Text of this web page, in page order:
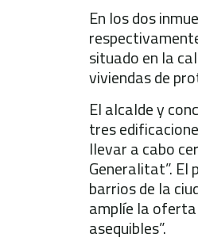
En los dos
situado en la
viviendas de
El alcalde y
tres
llevar a cabo
Generalitat”.
barrios de la
amplíe la oferta
asequibles”.